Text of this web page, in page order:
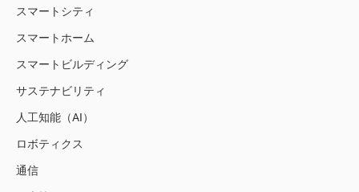
スマートシティ
スマートホーム
スマートビルディング
サステナビリティ
人工知能（AI）
ロボティクス
通信